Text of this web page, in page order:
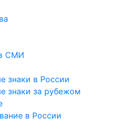
СМИ
знаки в России
знаки за рубежом
в России